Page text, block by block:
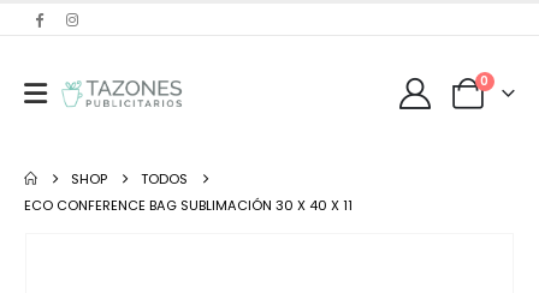
0
SHOP
TODOS
ECO CONFERENCE BAG SUBLIMACIÓN 30 X 40 X 11